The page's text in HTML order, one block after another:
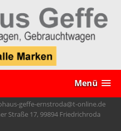
Menü
geffe-ernstroda@t-online.de
Straße 17, 99894 Friedrichroda